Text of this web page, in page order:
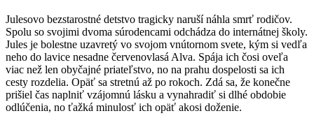
Julesovo bezstarostné detstvo tragicky naruší náhla smrť rodičov.
Spolu so svojimi dvoma súrodencami odchádza do internátnej školy.
Jules je bolestne uzavretý vo svojom vnútornom svete, kým si vedľa
neho do lavice nesadne červenovlasá Alva. Spája ich čosi oveľa
viac než len obyčajné priateľstvo, no na prahu dospelosti sa ich
cesty rozdelia. Opäť sa stretnú až po rokoch. Zdá sa, že konečne
prišiel čas naplniť vzájomnú lásku a vynahradiť si dlhé obdobie
odlúčenia, no ťažká minulosť ich opäť akosi doženie.